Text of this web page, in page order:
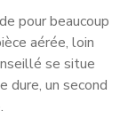
pour beaucoup
aérée, loin
se situe
dure, un second